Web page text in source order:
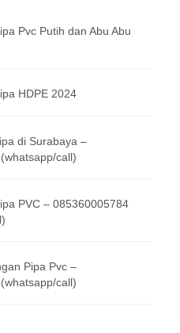
Pvc Putih dan Abu Abu
HDPE 2024
di Surabaya –
call)
PVC – 085360005784
Pipa Pvc –
call)